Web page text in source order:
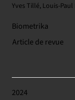
Yves Tillé, Louis-Paul
Biometrika
Article de revue
2024